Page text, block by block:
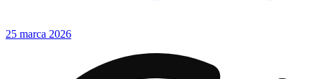
25 marca 2026